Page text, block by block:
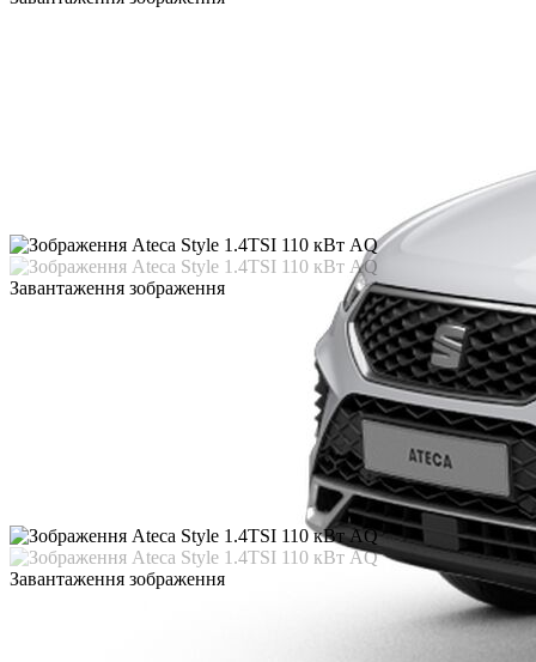
Завантаження зображення
Завантаження зображення